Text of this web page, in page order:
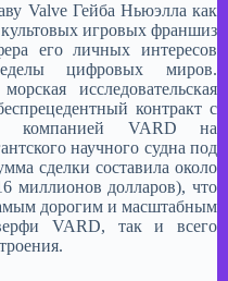
Valve Гейба Ньюэлла как
культовых игровых франшиз
его личных интересов
цифровых миров.
исследовательская
контракт с
компанией VARD на
научного судна под
сделки составила около
миллионов долларов), что
дорогим и масштабным
VARD, так и всего